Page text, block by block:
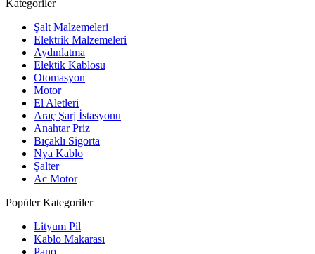
Kategoriler
Şalt Malzemeleri
Elektrik Malzemeleri
Aydınlatma
Elektik Kablosu
Otomasyon
Motor
El Aletleri
Araç Şarj İstasyonu
Anahtar Priz
Bıçaklı Sigorta
Nya Kablo
Şalter
Ac Motor
Popüler Kategoriler
Lityum Pil
Kablo Makarası
Pano